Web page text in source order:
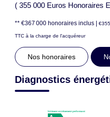
( 355 000 Euros Honoraires
** €367 000 honoraires inclus |
TTC à la charge de l'acquéreur
Nos honoraires
Diagnostics